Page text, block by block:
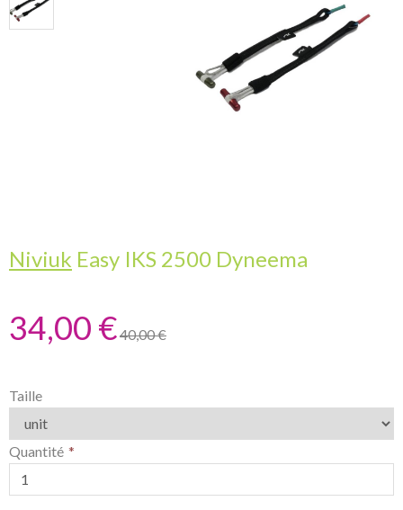
Niviuk Easy IKS 2500 Dyneema
34,00 €40,00 €
Taille
Quantité